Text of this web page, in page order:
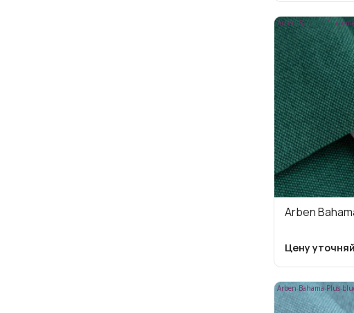
Arben-Bahama-Plus-
Arben
Цену
Arben-Bahama-Plus-